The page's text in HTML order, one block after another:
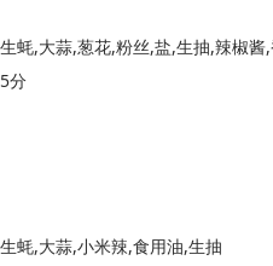
生蚝,大蒜,葱花,粉丝,盐,生抽,辣椒酱
5分
生蚝,大蒜,小米辣,食用油,生抽